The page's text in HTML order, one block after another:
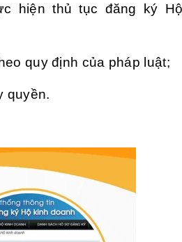
hiện thủ tục đăng ký
quy định của pháp luật;
quyền.